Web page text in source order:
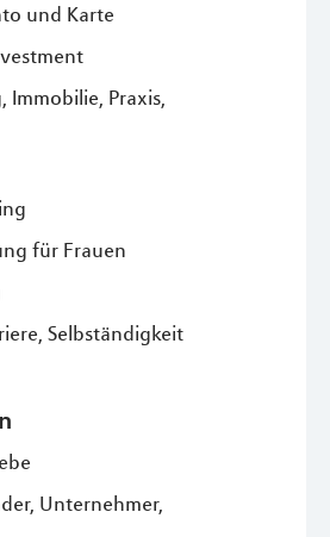
und Karte
Immobilie, Praxis,
für Frauen
Selbständigkeit
Unternehmer,